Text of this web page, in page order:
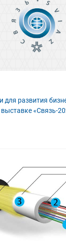
для развития
«Связь-